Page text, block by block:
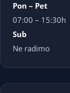
Pon – Pet
07:00 – 15:30h
Sub
Ne radimo